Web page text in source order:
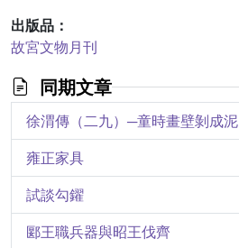
出版品：
故宮文物月刊
同期文章
徐渭傳（二九）─童時畫壁剝成泥
雍正家具
試談勾鑃
郾王職兵器與昭王伐齊